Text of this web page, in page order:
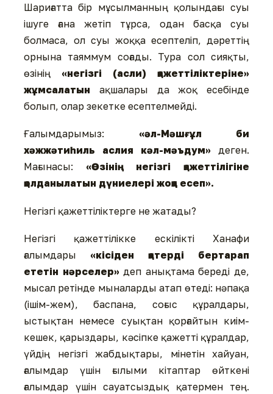
Шариғатта бір мұсылманның қолындағы суы
ішуге ғана жетіп тұрса, одан басқа суы
болмаса, ол суы жоққа есептеліп, дәреттің
орнына таяммум соғады. Тура сол сияқты,
өзінің «негізгі (асли) қажеттіліктеріне»
жұмсалатын ақшалары да жоқ есебінде
болып, олар зекетке есептелмейді.
Ғалымдарымыз: «әл-Мәшғұл би
хәжжәтиһиль аслия кәл-мәъдум» деген.
Мағынасы: «Өзінің негізгі қажеттілігіне
қолданылатын дүниелері жоққа есеп».
Негізгі қажеттіліктерге не жатады?
Негізгі қажеттілікке ескілікті Ханафи
ғалымдары «кісіден қатерді бертарап
ететін нәрселер» деп анықтама береді де,
мысал ретінде мыналарды атап өтеді: нәпақа
(ішім-жем), баспана, соғыс құралдары,
ыстықтан немесе суықтан қорғайтын киім-
кешек, қарыздары, кәсіпке қажетті құралдар,
үйдің негізгі жабдықтары, мінетін хайуан,
ғалымдар үшін ғылыми кітаптар өйткені
ғалымдар үшін сауатсыздық қатермен тең.